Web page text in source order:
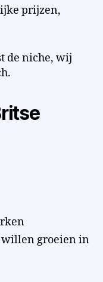
prijzen,
de niche, wij
groeien in